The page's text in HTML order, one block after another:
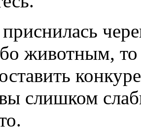
животным,
слишком